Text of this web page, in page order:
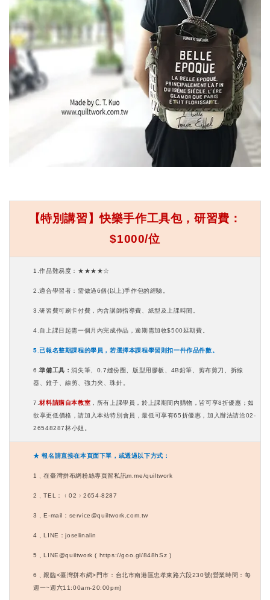
【特別講習】快樂手作工具包，研習費：
$1000/位
1.作品難易度：★★★★☆
2.適合學習者：需做過6個(以上)手作包的經驗。
3.研習費可刷卡付費，內含講師指導費、紙型及上課時間。
4. 自上課日起需一個月內完成作品，逾期需加收$500延期費。
5.已報名整期課程的學員，若選擇本課程學習則扣一件作品件數。
6.準備工具：消失筆、0.7縫份圈、版型用膠板、4B鉛筆、剪布剪刀、拆線
器、錐子、線剪、強力夾、珠針。
7.材料請購自本教室 ，所有上課學員，於上課期間內購物，皆可享8折優惠；如
欲享更低價格，請加入本站特別會員，最低可享有65折優惠，加入辦法請洽02-
26548287林小姐。
★ 報名請直接在本頁面下單，或透過以下方式：
1 ﹑在臺灣拼布網粉絲專頁留私訊m.me/quiltwork
2 ﹑TEL：﹙02﹚2654-8287
3 ﹑E-mail：service@quiltwork.com.tw
4 ﹑LINE：joselinalin
5 ﹑LINE@quiltwork ( https://goo.gl/848hSz )
6
﹑親臨<臺灣拼布網>門市：台北市南港區忠孝東路六段230號(營業時間：每
週一~週六11:00am-20:00pm)